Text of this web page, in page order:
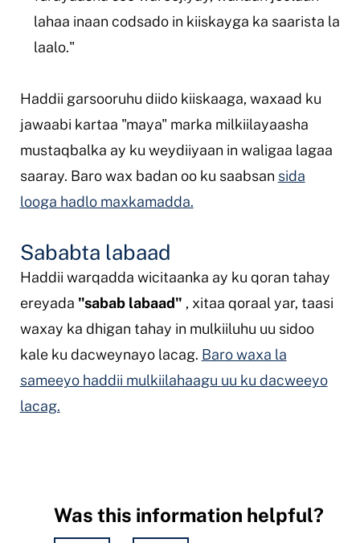
lahaa inaan codsado in kiiskayga ka saarista la
laalo."
Haddii garsooruhu diido kiiskaaga, waxaad ku
jawaabi kartaa "maya" marka milkiilayaasha
mustaqbalka ay ku weydiiyaan in waligaa lagaa
saaray. Baro wax badan oo ku saabsan sida
looga hadlo maxkamadda.
Sababta labaad
Haddii warqadda wicitaanka ay ku qoran tahay
ereyada "sabab labaad" , xitaa qoraal yar, taasi
waxay ka dhigan tahay in mulkiiluhu uu sidoo
kale ku dacweynayo lacag. Baro waxa la
sameeyo haddii mulkiilahaagu uu ku dacweeyo
lacag.
Was this information helpful?